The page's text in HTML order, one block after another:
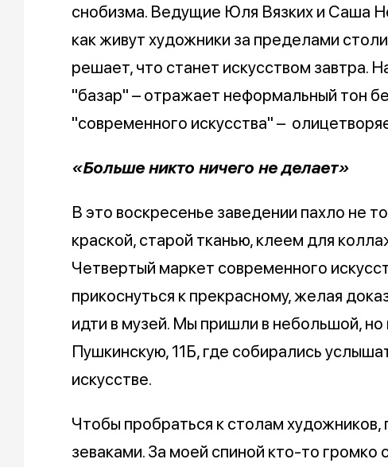
снобизма. Ведущие Юля Вязких и Саша
как живут художники за пределами
решает, что станет искусством завтра.
"базар" – отражает неформальный тон
"современного искусства" –
«Больше никто ничего не делает»
В это воскресенье заведении пахло не
краской, старой тканью, клеем для
Четвертый маркет современного
прикоснуться к прекрасному, желая
идти в музей. Мы пришли в небольшой,
Пушкинскую, 11Б, где собирались
искусстве.
Чтобы пробраться к столам
зеваками. За моей спиной кто-то громко